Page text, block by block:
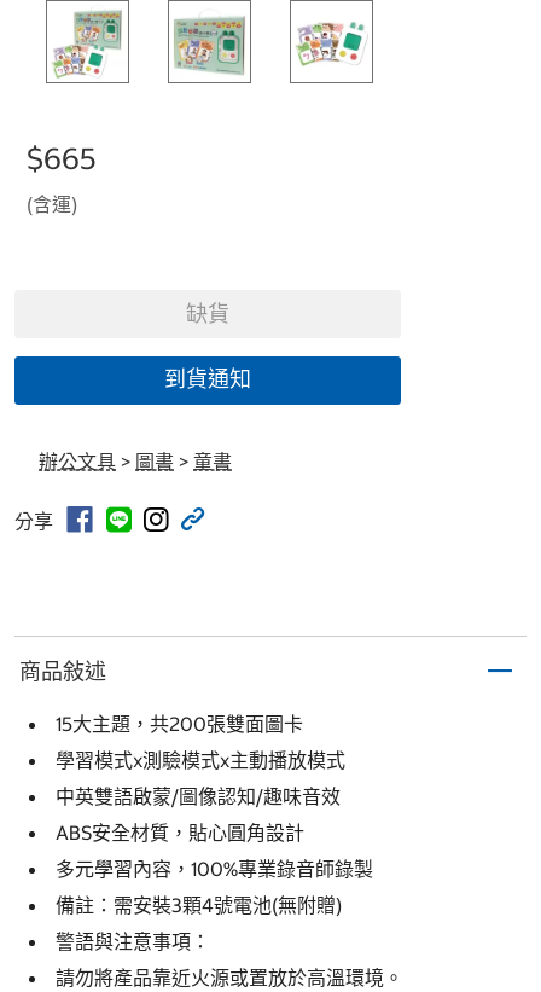
$665
(含運)
缺貨
到貨通知
辦公文具 > 圖書 > 童書
分享
商品敍述
15大主題，共200張雙面圖卡
學習模式x測驗模式x主動播放模式
中英雙語啟蒙/圖像認知/趣味音效
ABS安全材質，貼心圓角設計
多元學習內容，100%專業錄音師錄製
備註：需安裝3顆4號電池(無附贈)
警語與注意事項：
請勿將產品靠近火源或置放於高溫環境。